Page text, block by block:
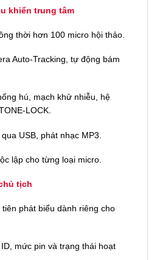
khiển trung tâm
thời hơn 100 micro hội thảo.
Auto-Tracking, tự động bám
hú, mạch khử nhiễu, hệ
LOCK.
USB, phát nhạc MP3.
lập cho từng loại micro.
tịch
phát biểu dành riêng cho
mức pin và trạng thái hoạt